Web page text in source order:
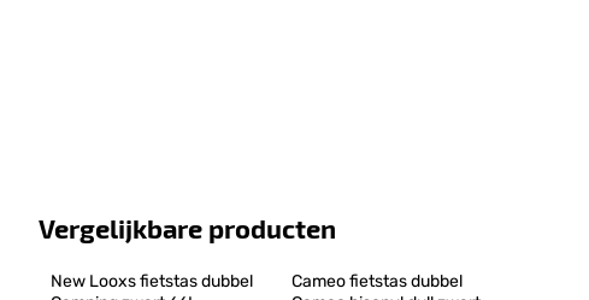
Vergelijkbare producten
New Looxs fietstas dubbel
Cameo fietstas dubbel